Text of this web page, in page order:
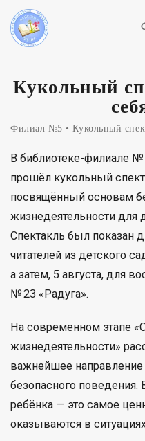
Кукольный
Филиал №5 Кукольный
В библиотеке-филиале №
прошёл кукольный
посвящённый основам
жизнедеятельности для
Спектакль был
читателей из детского
а затем, 5 августа, для
№ 23 «Радуга».
На современном этапе
жизнедеятельности»
важнейшее направление
безопасного
ребёнка — это самое
оказываются в